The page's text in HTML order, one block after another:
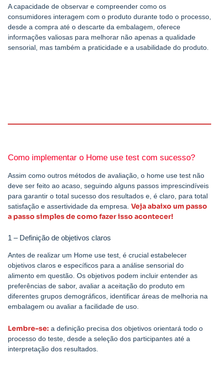
A capacidade de observar e compreender como os
consumidores interagem com o produto durante todo o processo,
desde a compra até o descarte da embalagem, oferece
informações valiosas para melhorar não apenas a qualidade
sensorial, mas também a praticidade e a usabilidade do produto.
Como implementar o Home use test com sucesso?
Assim como outros métodos de avaliação, o home use test não
deve ser feito ao acaso, seguindo alguns passos imprescindíveis
para garantir o total sucesso dos resultados e, é claro, para total
satisfação e assertividade da empresa. Veja abaixo um passo
a passo simples de como fazer isso acontecer!
1 – Definição de objetivos claros
Antes de realizar um Home use test, é crucial estabelecer
objetivos claros e específicos para a análise sensorial do
alimento em questão. Os objetivos podem incluir entender as
preferências de sabor, avaliar a aceitação do produto em
diferentes grupos demográficos, identificar áreas de melhoria na
embalagem ou avaliar a facilidade de uso.
Lembre-se: a definição precisa dos objetivos orientará todo o
processo do teste, desde a seleção dos participantes até a
interpretação dos resultados.